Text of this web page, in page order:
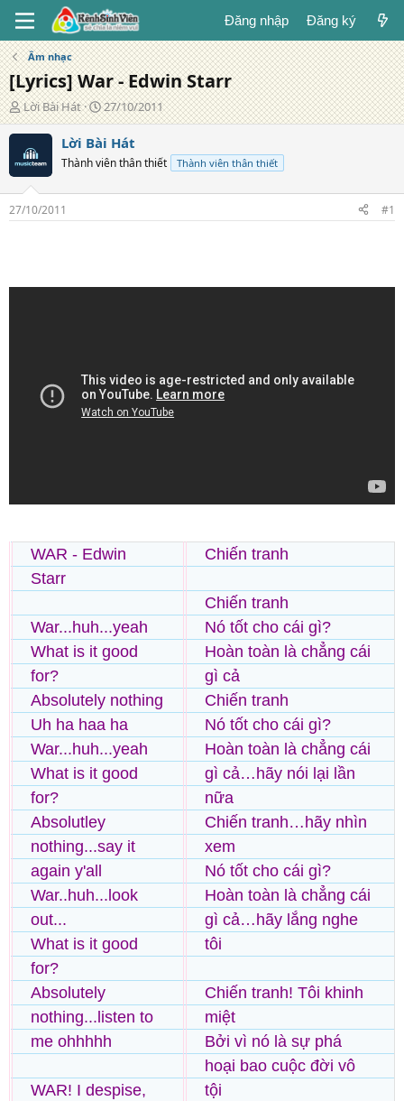
Đăng nhập Đăng ký
Âm nhạc
[Lyrics] War - Edwin Starr
T
á
c
g
i
ả
Lời Bài Hát
N
g
à
y
đ
g
27/10/2011
Lời Bài Hát
Thành viên thân thiết Thành viên thân thiết
27/10/2011 #1
WAR - Edwin
Starr
War...huh...yeah
What is it good
for?
Absolutely nothing
Uh ha haa ha
War...huh...yeah
What is it good
for?
Absolutley
nothing...say it
again y'all
War..huh...look
out...
What is it good
for?
Absolutely
nothing...listen to
me ohhhhh
WAR! I despise,
Chiến tranh
Chiến tranh
Nó tốt cho cái gì?
Hoàn toàn là chẳng cái
gì cả
Chiến tranh
Nó tốt cho cái gì?
Hoàn toàn là chẳng cái
gì cả…hãy nói lại lần
nữa
Chiến tranh…hãy nhìn
xem
Nó tốt cho cái gì?
Hoàn toàn là chẳng cái
gì cả…hãy lắng nghe
tôi
Chiến tranh! Tôi khinh
miệt
Bởi vì nó là sự phá
hoại bao cuộc đời vô
tội